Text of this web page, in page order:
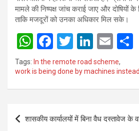
मामले की निष्पक्ष जांच कराई जाए और दोषियों के
ताकि मजदूरों को उनका अधिकार मिल सके।
W
h
at
s
p
F
a
ce
b
o
T
wi
tt
er
Li
n
ke
dI
E
m
ail
Tags: In the remote road scheme,
work is being done by machines
Post
navigation
शासकीय कार्यालयों में बिना वैध दस्तावेज के